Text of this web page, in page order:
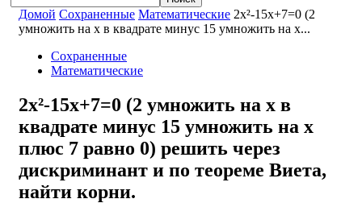
Домой Сохраненные Математические 2x²-15x+7=0 (2
умножить на x в квадрате минус 15 умножить на x...
Сохраненные
Математические
2x²-15x+7=0 (2 умножить на x в
квадрате минус 15 умножить на x
плюс 7 равно 0) решить через
дискриминант и по теореме Виета,
найти корни.